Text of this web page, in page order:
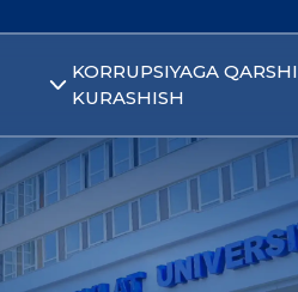
KORRUPSIYAGA QARSHI
KURASHISH